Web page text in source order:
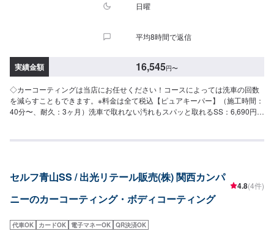
91,900円L：97,800円LL：108,000円XL：137,900円※鏡面研磨は別途料金
力と輝き、強い水はじきで水シミができにくくなるSS：75,800円S：83,800
料金(軽研磨は施工料金に含みます）【EXキーパー】（施工時間：8時間〜１
日、耐久：3年(２年（または１年）に１回のメンテナンスで６年)）圧倒的な
解決SS：115,700円S：126,200円M：137,500円L：153,200円LL：163,400
円XL：178,000円【樹脂フェンダーキーパー】（施工時間：50分〜、耐久１
年）紫外線から無塗装の樹脂パーツを守ります6,280〜17,400円＜＜施工費
日曜
平均8時間で返信
実績金額 16,545円〜
◇カーコーティングは当店にお任せください！コースによっては洗車の回数
を減らすこともできます。※料金は全て税込【ピュアキーパー】（施工時間：
40分〜、耐久：3ヶ月）洗車で取れない汚れもスパッと取れるSS：6,690円
ますSS：18,200円S：20,400円M：22,800円L：25,000円LL：29,800円XL：
33,300円L：35,500円LL：40,300円XL：45,000円※軽研磨は別途料金【ダイ
ヤモンドキーパー】（施工時間：6〜8時間、耐久：3年(1年に1度のメンテナ
ンスで5年)）強い撥水力があり、新車時を凌駕するツヤと濃厚な発色が得ら
XL：95,200円※鏡面研磨は別途料金(軽研磨は施工料金に含みます）New!!
セルフ青山SS / 出光リテール販売(株) 関西カンパ
ニーのカーコーティング・ボディコーティング
4.8(4件)
代車OK カードOK 電子マネーOK QR決済OK